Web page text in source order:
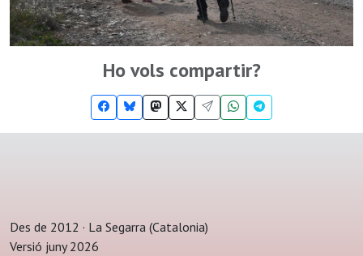
Ho vols compartir?
Des de 2012 · La Segarra (Catalonia)
Versió juny 2026